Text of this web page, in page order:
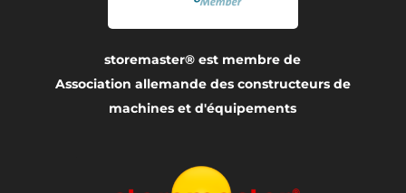
storemaster® est membre de
Association allemande des constructeurs de
machines et d'équipements